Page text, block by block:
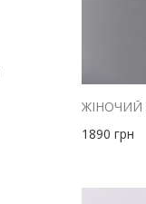
1890 грн